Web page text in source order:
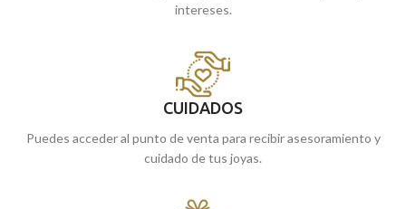
intereses.
CUIDADOS
Puedes acceder al punto de venta para recibir asesoramiento y
cuidado de tus joyas.